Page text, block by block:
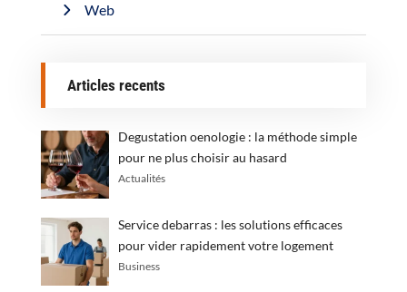
Web
Articles recents
Degustation oenologie : la méthode simple
pour ne plus choisir au hasard
Actualités
Service debarras : les solutions efficaces
pour vider rapidement votre logement
Business